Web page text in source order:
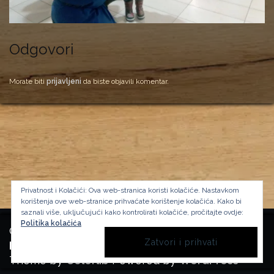
Odgovori
Morate biti prijavljeni da biste objavili komentar.
Copyright Manufactura Historica, 2024.
Background image by kbzaon Freepik
Theme byColorlibPowered byWordPress BACK
Privatnost i Kolačići: Ova web-stranica koristi kolačiće. Nastavkom
korištenja ove web-stranice prihvaćate korištenje kolačića. Kako bi
saznali više, uključujući kako kontrolirati kolačiće, pročitajte ovdje:
Politika kolačića